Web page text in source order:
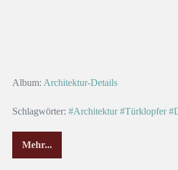
Album: Architektur-Details
Schlagwörter: #Architektur #Türklopfer
Mehr...